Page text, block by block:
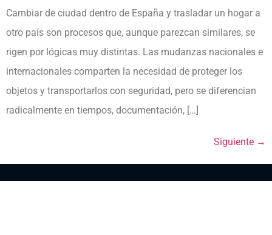
Cambiar de ciudad dentro de España y trasladar un hogar a
otro país son procesos que, aunque parezcan similares, se
rigen por lógicas muy distintas. Las mudanzas nacionales e
internacionales comparten la necesidad de proteger los
objetos y transportarlos con seguridad, pero se diferencian
radicalmente en tiempos, documentación, […]
Siguiente →